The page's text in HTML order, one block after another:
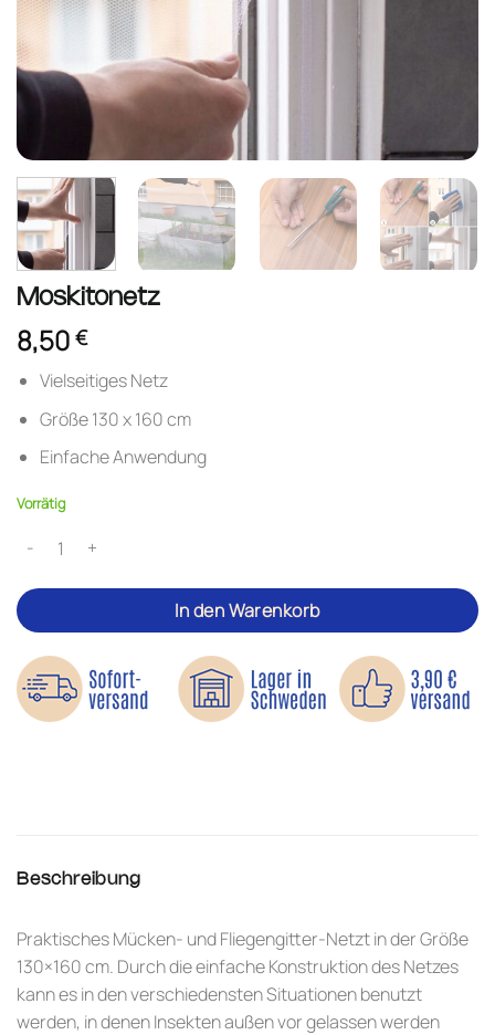
Moskitonetz
8,50 €
Vielseitiges Netz
Größe 130 x 160 cm
Einfache Anwendung
Vorrätig
Moskitonetz Menge
In den Warenkorb
Beschreibung
Praktisches Mücken- und Fliegengitter-Netzt in der Größe
130×160 cm. Durch die einfache Konstruktion des Netzes
kann es in den verschiedensten Situationen benutzt
werden, in denen Insekten außen vor gelassen werden